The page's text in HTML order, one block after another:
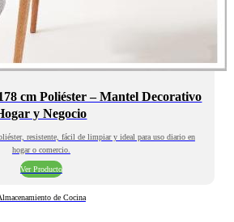
cm Poliéster – Mantel Decorativo
y Negocio
resistente, fácil de limpiar y ideal para uso diario en
hogar o comercio.
Ver Producto
de Cocina